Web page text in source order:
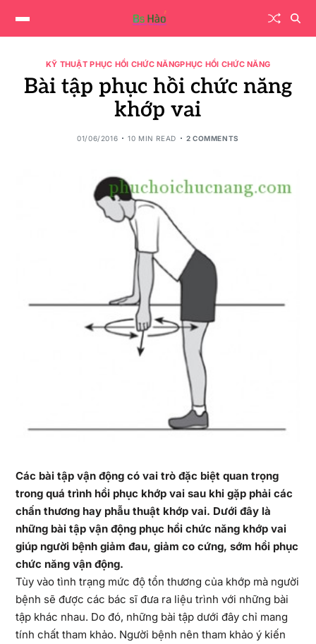
KỸ THUẬT PHỤC HỒI CHỨC NĂNGPHỤC HỒI CHỨC NĂNG
Bài tập phục hồi chức năng
khớp vai
01/06/2016 10 MIN READ 2 COMMENTS
Các bài tập vận động có vai trò đặc biệt quan trọng
trong quá trình hồi phục khớp vai sau khi gặp phải các
chấn thương hay phẫu thuật khớp vai. Dưới đây là
những bài tập vận động phục hồi chức năng khớp vai
giúp người bệnh giảm đau, giảm co cứng, sớm hồi phục
chức năng vận động.
Tùy vào tình trạng mức độ tổn thương của khớp mà người
bệnh sẽ được các bác sĩ đưa ra liệu trình với những bài
tập khác nhau. Do đó, những bài tập dưới đây chỉ mang
tính chất tham khảo. Người bệnh nên tham khảo ý kiến